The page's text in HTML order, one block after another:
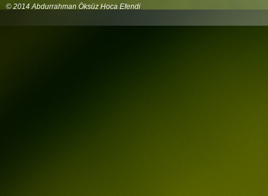
© 2014 Abdurrahman Öksüz Hoca Efendi